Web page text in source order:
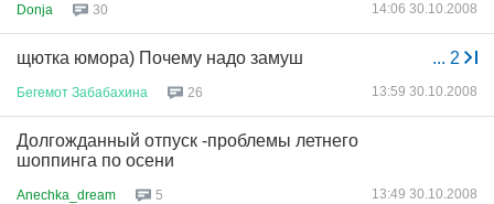
Donja 30 14:06 30.10.2008
... 2
щютка юмора) Почему надо замуш
Бегемот Забабахина 26 13:59 30.10.2008
Долгожданный отпуск -проблемы летнего
шоппинга по осени
Anechka_dream 5 13:49 30.10.2008